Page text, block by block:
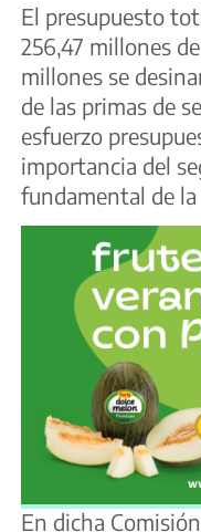
El presupuesto
256,47 millones
millones se
de las primas de
esfuerzo
importancia del
fundamental de la
En dicha